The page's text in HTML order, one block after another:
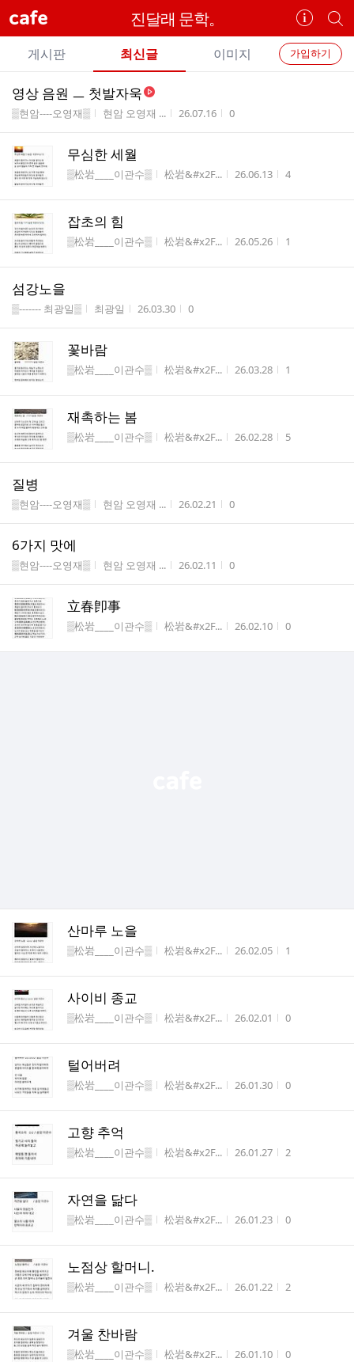
cafe 진달래 문학。
카
페
정
보
개
별
카
페
카
페
메
뉴
가입하기
게시판 최신글 이미지
전
체
글
리
영상 음원 ㅡ 첫발자욱
게시판명
▒현암----오영재▒ 작성자
현암 오영재 ... 작성시간
26.07.16 조회수
0
무심한 세월
게시판명
▒松岩____이관수▒ 작성자
松岩&#x2F... 작성시간
26.06.13 조회수
4
잡초의 힘
게시판명
▒松岩____이관수▒ 작성자
松岩&#x2F... 작성시간
26.05.26 조회수
1
섬강노을
게시판명
▒------- 최광일▒ 작성자
최광일 작성시간
26.03.30 조회수
0
꽃바람
게시판명
▒松岩____이관수▒ 작성자
松岩&#x2F... 작성시간
26.03.28 조회수
1
재촉하는 봄
게시판명
▒松岩____이관수▒ 작성자
松岩&#x2F... 작성시간
26.02.28 조회수
5
질병
게시판명
▒현암----오영재▒ 작성자
현암 오영재 ... 작성시간
26.02.21 조회수
0
6가지 맛에
게시판명
▒현암----오영재▒ 작성자
현암 오영재 ... 작성시간
26.02.11 조회수
0
立春卽事
게시판명
▒松岩____이관수▒ 작성자
松岩&#x2F... 작성시간
26.02.10 조회수
0
산마루 노을
게시판명
▒松岩____이관수▒ 작성자
松岩&#x2F... 작성시간
26.02.05 조회수
1
사이비 종교
게시판명
▒松岩____이관수▒ 작성자
松岩&#x2F... 작성시간
26.02.01 조회수
0
털어버려
게시판명
▒松岩____이관수▒ 작성자
松岩&#x2F... 작성시간
26.01.30 조회수
0
고향 추억
게시판명
▒松岩____이관수▒ 작성자
松岩&#x2F... 작성시간
26.01.27 조회수
2
자연을 닮다
게시판명
▒松岩____이관수▒ 작성자
松岩&#x2F... 작성시간
26.01.23 조회수
0
노점상 할머니.
게시판명
▒松岩____이관수▒ 작성자
松岩&#x2F... 작성시간
26.01.22 조회수
2
겨울 찬바람
게시판명
▒松岩____이관수▒ 작성자
松岩&#x2F... 작성시간
26.01.10 조회수
0